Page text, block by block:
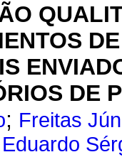
DE
; Freitas